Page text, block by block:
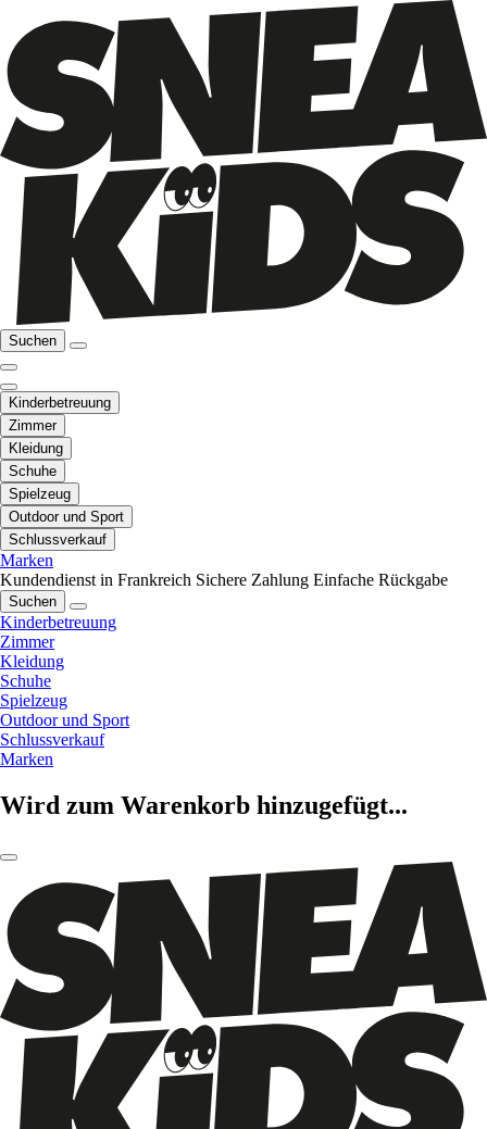
Suchen
Kinderbetreuung
Zimmer
Kleidung
Schuhe
Spielzeug
Outdoor und Sport
Schlussverkauf
Marken
Kundendienst in Frankreich Sichere Zahlung Einfache Rückgabe
Suchen
Kinderbetreuung
Zimmer
Kleidung
Schuhe
Spielzeug
Outdoor und Sport
Schlussverkauf
Marken
Wird zum Warenkorb hinzugefügt...